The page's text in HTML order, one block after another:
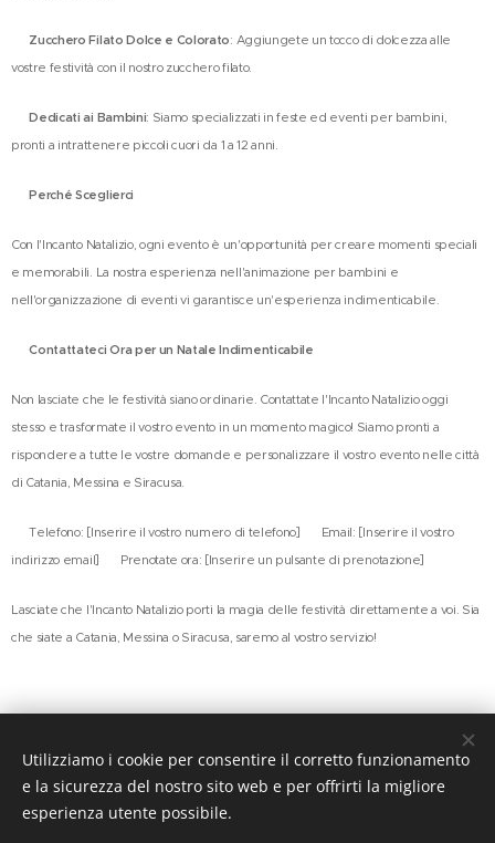
Zucchero Filato Dolce e Colorato: Aggiungete un tocco di dolcezza alle
vostre festività con il nostro zucchero filato.
👫Dedicati ai Bambini: Siamo specializzati in feste ed eventi per bambini,
pronti a intrattenere piccoli cuori da 1 a 12 anni.
🏆Perché Sceglierci
Con l'Incanto Natalizio, ogni evento è un'opportunità per creare momenti speciali
e memorabili. La nostra esperienza nell'animazione per bambini e
nell'organizzazione di eventi vi garantisce un'esperienza indimenticabile.
🌟Contattateci Ora per un Natale Indimenticabile
Non lasciate che le festività siano ordinarie. Contattate l'Incanto Natalizio oggi
stesso e trasformate il vostro evento in un momento magico! Siamo pronti a
rispondere a tutte le vostre domande e personalizzare il vostro evento nelle città
di Catania, Messina e Siracusa.
📞 Telefono: [Inserire il vostro numero di telefono] 📧 Email: [Inserire il vostro
indirizzo email] 📆 Prenotate ora: [Inserire un pulsante di prenotazione]
Lasciate che l'Incanto Natalizio porti la magia delle festività direttamente a voi. Sia
che siate a Catania, Messina o Siracusa, saremo al vostro servizio!
.
ohnny Leonardi
Utilizziamo i cookie per consentire il corretto funzionamento
e la sicurezza del nostro sito web e per offrirti la migliore
esperienza utente possibile.